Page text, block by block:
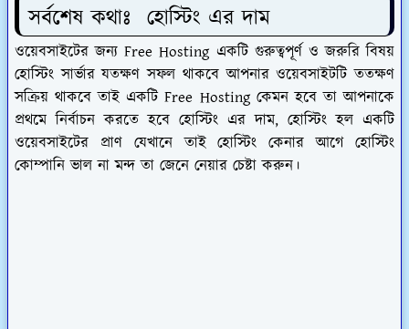
সর্বশেষ কথাঃ হোস্টিং এর দাম
ওয়েবসাইটের জন্য Free Hosting একটি গুরুত্বপূর্ণ ও জরুরি বিষয়
হোস্টিং সার্ভার যতক্ষণ সফল থাকবে আপনার ওয়েবসাইটটি ততক্ষণ
সক্রিয় থাকবে তাই একটি Free Hosting কেমন হবে তা আপনাকে
প্রথমে নির্বাচন করতে হবে হোস্টিং এর দাম, হোস্টিং হল একটি
ওয়েবসাইটের প্রাণ যেখানে তাই হোস্টিং কেনার আগে হোস্টিং
কোম্পানি ভাল না মন্দ তা জেনে নেয়ার চেষ্টা করুন।